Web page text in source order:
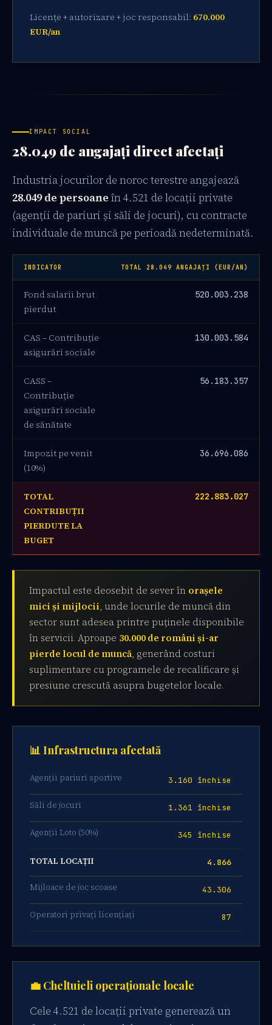
Licențe + autorizare + joc responsabil: 670.000
EUR/an
IMPACT SOCIAL
28.049 de angajați direct afectați
Industria jocurilor de noroc terestre angajează
28.049 de persoane în 4.521 de locații private
(agenții de pariuri și săli de jocuri), cu contracte
individuale de muncă pe perioadă nedeterminată.
INDICATOR TOTAL 28.049 ANGAJAȚI (EUR/AN)
Fond salarii brut
pierdut
520.003.238
CAS – Contribuție
asigurări sociale
130.003.584
CASS –
Contribuție
asigurări sociale
de sănătate
56.183.357
Impozit pe venit
(10%)
36.696.086
TOTAL
CONTRIBUȚII
PIERDUTE LA
BUGET
222.883.027
Impactul este deosebit de sever în orașele
mici și mijlocii, unde locurile de muncă din
sector sunt adesea printre puținele disponibile
în servicii. Aproape 30.000 de români și-ar
pierde locul de muncă, generând costuri
suplimentare cu programele de recalificare și
presiune crescută asupra bugetelor locale.
📊 Infrastructura afectată
Agenții pariuri sportive 3.160 închise
Săli de jocuri 1.361 închise
Agenții Loto (50%) 345 închise
TOTAL LOCAȚII 4.866
Mijloace de joc scoase 43.306
Operatori privați licențiați 87
💼 Cheltuieli operaționale locale
Cele 4.521 de locații private generează un